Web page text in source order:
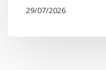
29/07/2026